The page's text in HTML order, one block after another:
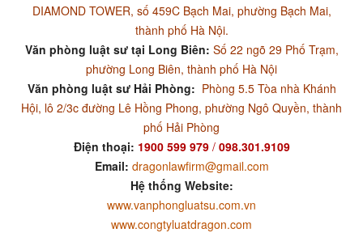
DIAMOND TOWER, số 459C Bạch Mai, phường Bạch Mai,
thành phố Hà Nội.
Văn phòng luật sư tại Long Biên: Số 22 ngõ 29 Phố Trạm,
phường Long Biên, thành phố Hà Nội
Văn phòng luật sư Hải Phòng: Phòng 5.5 Tòa nhà Khánh
Hội, lô 2/3c đường Lê Hồng Phong, phường Ngô Quyền, thành
phố Hải Phòng
Điện thoại: 1900 599 979/ 098.301.9109
Email: dragonlawfirm@gmail.com
Hệ thống Website:
www.vanphongluatsu.com.vn
www.congtyluatdragon.com